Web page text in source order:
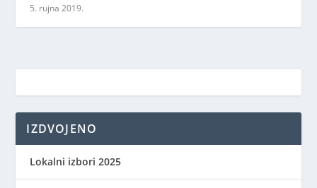
5. rujna 2019.
IZDVOJENO
Lokalni izbori 2025